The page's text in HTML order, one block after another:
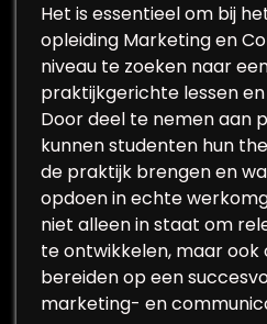
Het is essentieel om bij
opleiding Marketing en
niveau te zoeken naar
praktijkgerichte lessen
Door deel te nemen aan
kunnen studenten hun
de praktijk brengen en
opdoen in echte
niet alleen in staat om
te ontwikkelen, maar ook
bereiden op een
marketing- en